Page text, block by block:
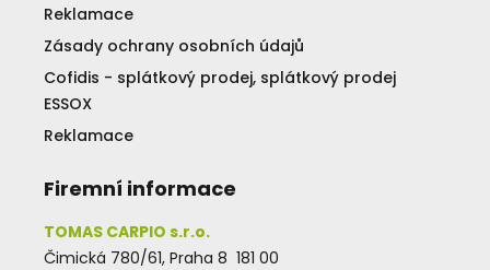
Reklamace
Zásady ochrany osobních údajů
Cofidis - splátkový prodej, splátkový prodej
ESSOX
Reklamace
Firemní informace
TOMAS CARPIO s.r.o.
Čimická 780/61, Praha 8 181 00